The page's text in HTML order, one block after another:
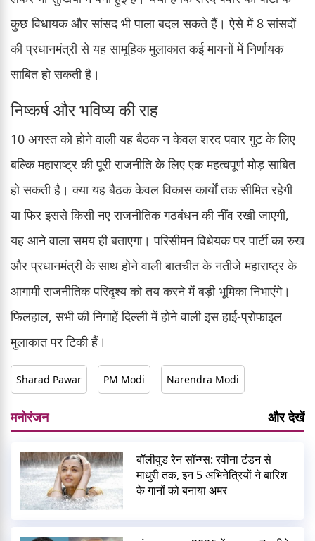
कुछ विधायक और सांसद भी पाला बदल सकते हैं। ऐसे में 8 सांसदों
की प्रधानमंत्री से यह सामूहिक मुलाकात कई मायनों में निर्णायक
साबित हो सकती है।
निष्कर्ष और भविष्य की राह
10 अगस्त को होने वाली यह बैठक न केवल शरद पवार गुट के लिए
बल्कि महाराष्ट्र की पूरी राजनीति के लिए एक महत्वपूर्ण मोड़ साबित
हो सकती है। क्या यह बैठक केवल विकास कार्यों तक सीमित रहेगी
या फिर इससे किसी नए राजनीतिक गठबंधन की नींव रखी जाएगी,
यह आने वाला समय ही बताएगा। परिसीमन विधेयक पर पार्टी का रुख
और प्रधानमंत्री के साथ होने वाली बातचीत के नतीजे महाराष्ट्र के
आगामी राजनीतिक परिदृश्य को तय करने में बड़ी भूमिका निभाएंगे।
फिलहाल, सभी की निगाहें दिल्ली में होने वाली इस हाई-प्रोफाइल
मुलाकात पर टिकी हैं।
Sharad Pawar PM Modi Narendra Modi
मनोरंजन और देखें
बॉलीवुड रेन सॉन्ग्स: रवीना टंडन से
माधुरी तक, इन 5 अभिनेत्रियों ने बारिश
के गानों को बनाया अमर